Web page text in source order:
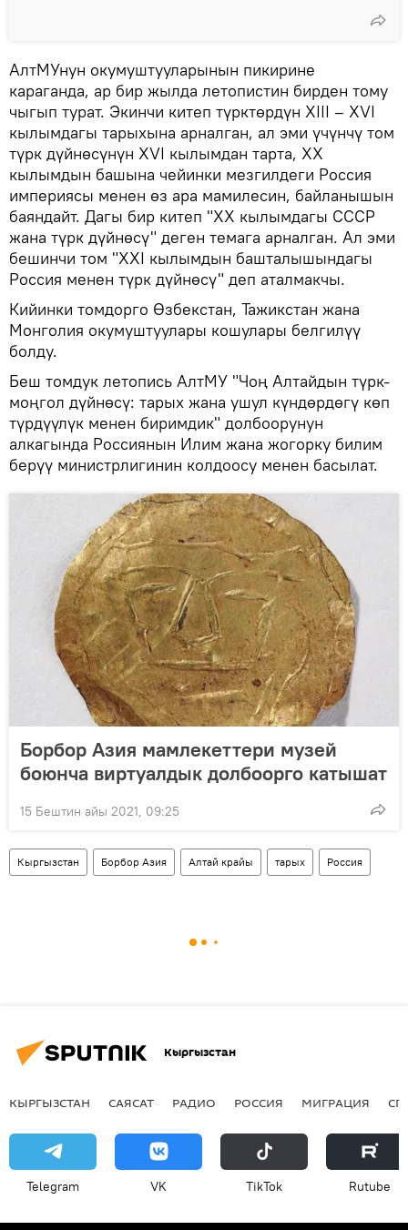
АлтМУнун окумуштууларынын пикирине
караганда, ар бир жылда летопистин бирден тому
чыгып турат. Экинчи китеп түрктөрдүн XIII – XVI
кылымдагы тарыхына арналган, ал эми үчүнчү том
түрк дүйнөсүнүн XVI кылымдан тарта, ХХ
кылымдын башына чейинки мезгилдеги Россия
империясы менен өз ара мамилесин, байланышын
баяндайт. Дагы бир китеп "ХХ кылымдагы СССР
жана түрк дүйнөсү" деген темага арналган. Ал эми
бешинчи том "ХХI кылымдын башталышындагы
Россия менен түрк дүйнөсү" деп аталмакчы.
Кийинки томдорго Өзбекстан, Тажикстан жана
Монголия окумуштуулары кошулары белгилүү
болду.
Беш томдук летопись АлтМУ "Чоң Алтайдын түрк-
моңгол дүйнөсү: тарых жана ушул күндөрдөгү көп
түрдүүлүк менен биримдик" долбоорунун
алкагында Россиянын Илим жана жогорку билим
берүү министрлигинин колдоосу менен басылат.
Борбор Азия мамлекеттери музей
боюнча виртуалдык долбоорго катышат
15 Бештин айы 2021, 09:25
Кыргызстан Борбор Азия Алтай крайы тарых Россия
Кыргызстан
КЫРГЫЗСТАН САЯСАТ РАДИО РОССИЯ МИГРАЦИЯ
Telegram VK ТikТоk Rutube